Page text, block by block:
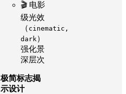
🎬 电影
级光效
（ cinematic,
dark）
强化景
深层次
极简标志揭
示设计